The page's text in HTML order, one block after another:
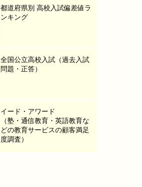
都道府県別 高校入試偏差値ラ
ンキング
全国公立高校入試（過去入試
問題・正答）
イード・アワード
（塾・通信教育・英語教育な
どの教育サービスの顧客満足
度調査）